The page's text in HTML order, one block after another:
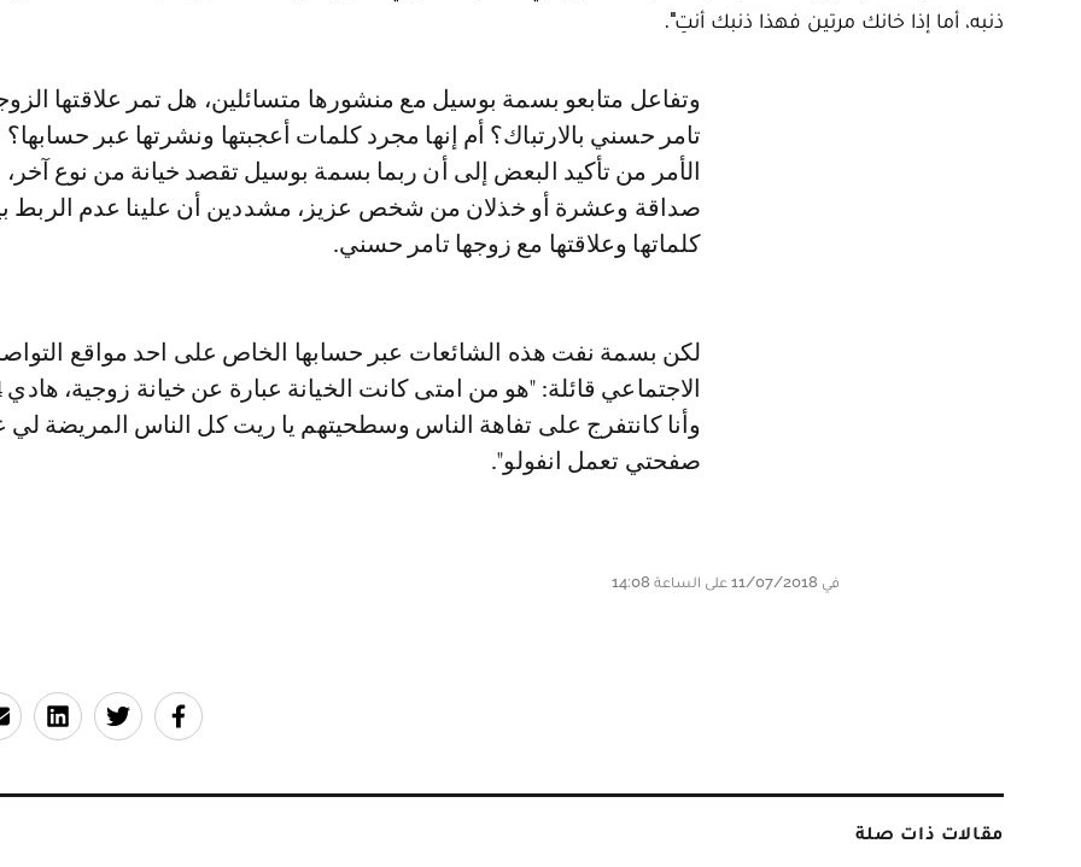
ذنبه، أما إذا خانك مرتين فهذا ذنبك أنتِ".
وتفاعل متابعو بسمة بوسيل مع منشورها متسائلين، هل تمر علاقتها الزوجية مع
تامر حسني بالارتباك؟ أم إنها مجرد كلمات أعجبتها ونشرتها عبر
الأمر من تأكيد البعض إلى أن ربما بسمة بوسيل تقصد خيانة من نوع آخر،
صداقة وعشرة أو خذلان من شخص عزيز، مشددين أن علينا عدم الربط
كلماتها وعلاقتها مع زوجها تامر حسني.
لكن بسمة نفت هذه​ الشائعات عبر حسابها الخاص على احد مواقع
وأنا كانتفرج على تفاهة الناس وسطحيتهم يا ريت كل الناس المريضة
صفحتي تعمل انفولو".
في 11/07/2018 على الساعة 14:08
مقالات ذات صلة